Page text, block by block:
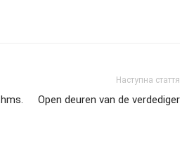
Наступна стаття
Open deuren van de verdediger